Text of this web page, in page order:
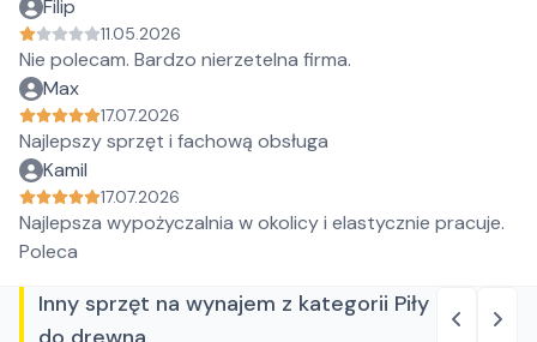
Filip
11.05.2026
Nie polecam. Bardzo nierzetelna firma.
Max
17.07.2026
Najlepszy sprzęt i fachową obsługa
Kamil
17.07.2026
Najlepsza wypożyczalnia w okolicy i elastycznie pracuje.
Poleca
Inny sprzęt na wynajem z kategorii Piły